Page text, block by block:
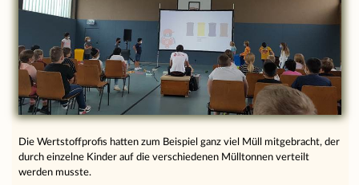
Die Wertstoffprofis hatten zum Beispiel ganz viel Müll mitgebracht, der
durch einzelne Kinder auf die verschiedenen Mülltonnen verteilt
werden musste.